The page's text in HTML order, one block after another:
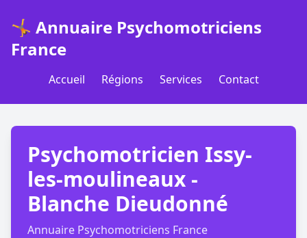
🤸 Annuaire Psychomotriciens
France
Accueil Régions Services Contact
Psychomotricien Issy-
les-moulineaux -
Blanche Dieudonné
Annuaire Psychomotriciens France